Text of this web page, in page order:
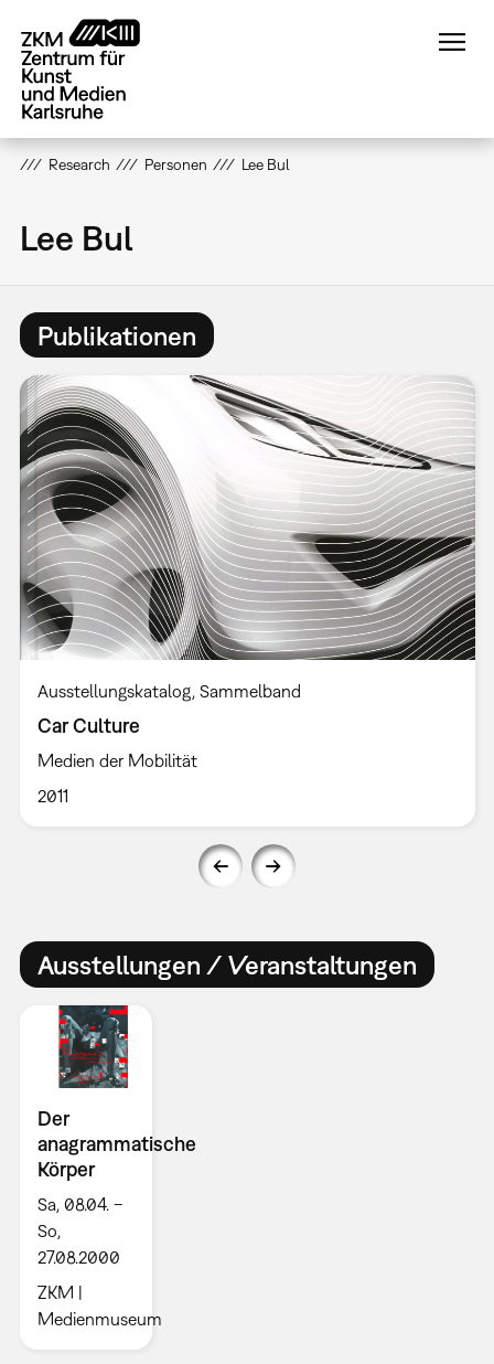
zum
Inhalt
Research Personen Lee Bul
Lee Bul
Publikationen
Ausstellungskatalog Sammelband
Car Culture
Medien der Mobilität
2011
Ausstellungen / Veranstaltungen
Der
anagrammatische
Körper
Sa, 08.04. –
So,
27.08.2000
ZKM |
Medienmuseum